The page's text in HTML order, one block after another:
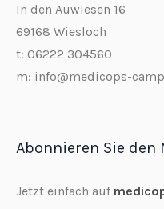
In den Auwiesen 16
69168 Wiesloch
t: 06222 304560
m: info@medicops-
Abonnieren Sie den
Jetzt einfach auf